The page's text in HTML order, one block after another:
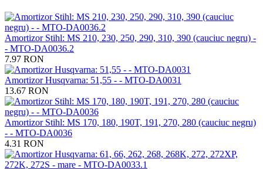
Amortizor Stihl: MS 210, 230, 250, 290, 310, 390 (cauciuc negru) -
- MTO-DA0036.2
7.97 RON
Amortizor Husqvarna: 51,55 - - MTO-DA0031
13.67 RON
Amortizor Stihl: MS 170, 180, 190T, 191, 270, 280 (cauciuc negru)
- - MTO-DA0036
4.31 RON